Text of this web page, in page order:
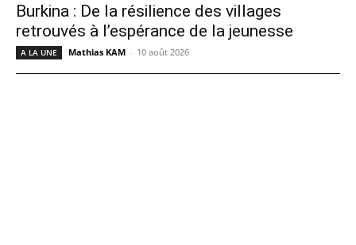
Burkina : De la résilience des villages
retrouvés à l’espérance de la jeunesse
A LA UNE Mathias KAM - 10 août 2026